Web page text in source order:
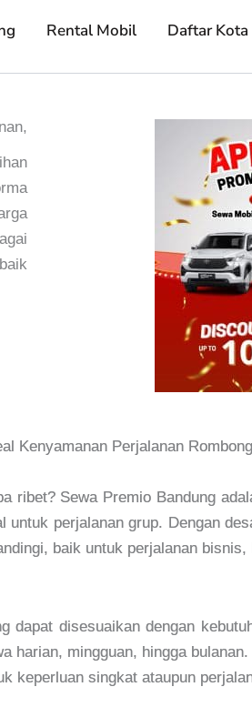
Rental Mobil Daftar Kota
Kenyamanan Perjalanan
ribet? Sewa Premio Bandung
perjalanan grup. Dengan
baik untuk perjalanan
disesuaikan dengan
mingguan, hingga
keperluan singkat ataupun